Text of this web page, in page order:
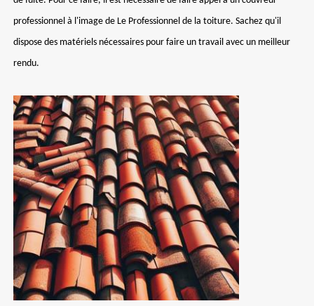
professionnel à l'image de Le Professionnel de la toiture. Sachez qu'il
dispose des matériels nécessaires pour faire un travail avec un meilleur
rendu.